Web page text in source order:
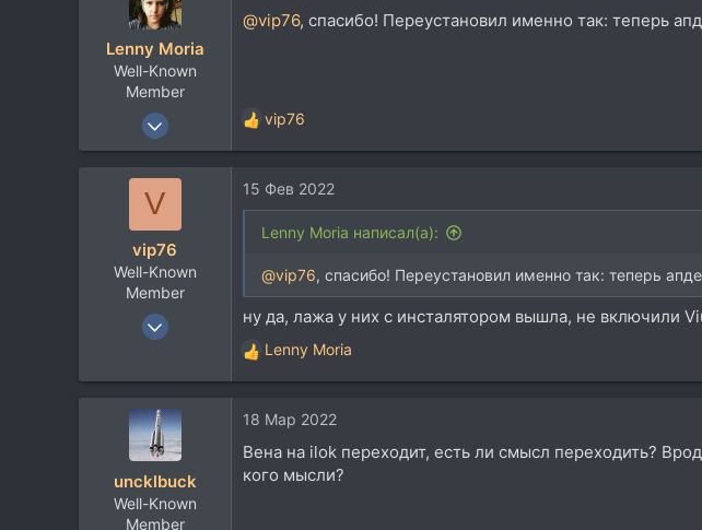
Moscow
и
Lenny Moria
Well-Known
Member
29 Янв 2015
Tokyo, Japan
@vip76, спасибо! Переустановил именно так: теперь
Р
е
к
ц
vip76
V
vip76
Well-Known
Member
4 Апр 2007
113
Moscow
15 Фев 2022
Lenny Moria написал(а):
@vip76, спасибо! Переустановил именно так: теперь
ну да, лажа у них с инсталятором вышла, не включили
Р
е
к
и
и
Lenny Moria
uncklbuck
Well-Known
Member
18 Мар 2022
Вена на ilok переходит, есть ли смысл переходить?
кого мысли?